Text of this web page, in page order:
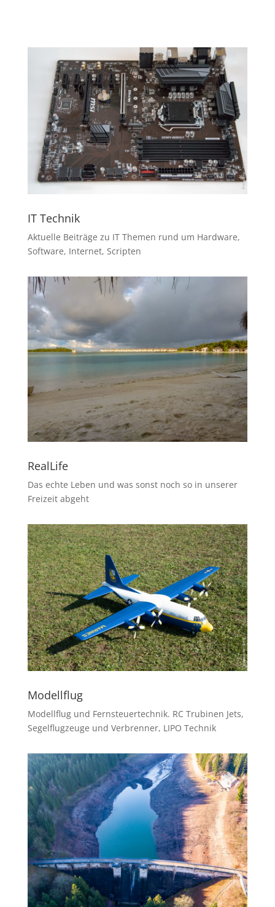
IT Technik
Aktuelle Beiträge zu IT Themen rund um Hardware,
Software, Internet, Scripten
RealLife
Das echte Leben und was sonst noch so in unserer
Freizeit abgeht
Modellflug
Modellflug und Fernsteuertechnik. RC Trubinen Jets,
Segelflugzeuge und Verbrenner, LIPO Technik